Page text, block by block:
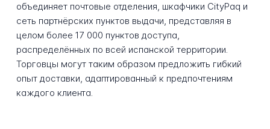
объединяет почтовые отделения, шкафчики CityPaq и
сеть партнёрских пунктов выдачи, представляя в
целом более 17 000 пунктов доступа,
распределённых по всей испанской территории.
Торговцы могут таким образом предложить гибкий
опыт доставки, адаптированный к предпочтениям
каждого клиента.